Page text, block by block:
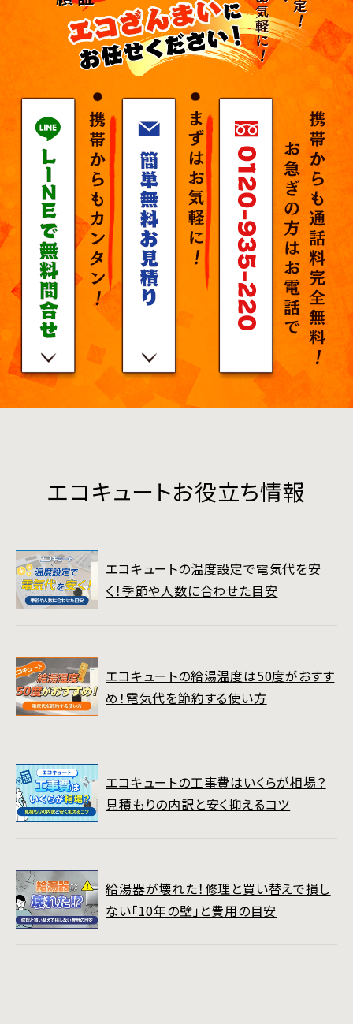
エコキュートお役立ち情報
エコキュートの温度設定で電気代を安
く！季節や人数に合わせた目安
エコキュートの給湯温度は50度がおすす
め！電気代を節約する使い方
エコキュートの工事費はいくらが相場？
見積もりの内訳と安く抑えるコツ
給湯器が壊れた！修理と買い替えで損し
ない「10年の壁」と費用の目安